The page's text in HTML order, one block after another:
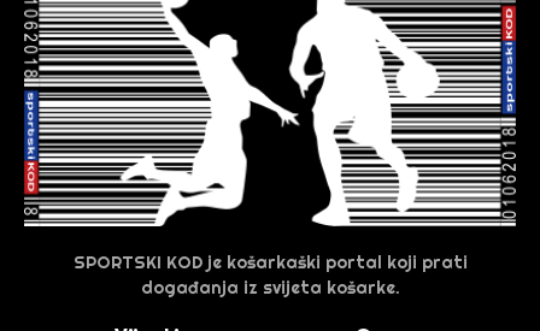
SPORTSKI KOD je košarkaški portal koji prati
događanja iz svijeta košarke.